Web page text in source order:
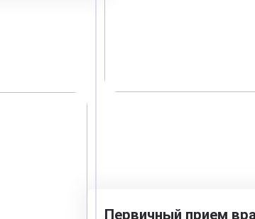
Первичный прием